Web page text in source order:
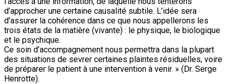
d’approcher une certaine causalité subtile. L’idée sera
d’assurer la cohérence dans ce que nous appellerons les
trois états de la matière (vivante) : le physique, le biologique
et le psychique.
Ce soin d’accompagnement nous permettra dans la plupart
des situations de sevrer certaines plaintes résiduelles, voire
de préparer le patient à une intervention à venir. » (Dr. Serge
Henrotte).